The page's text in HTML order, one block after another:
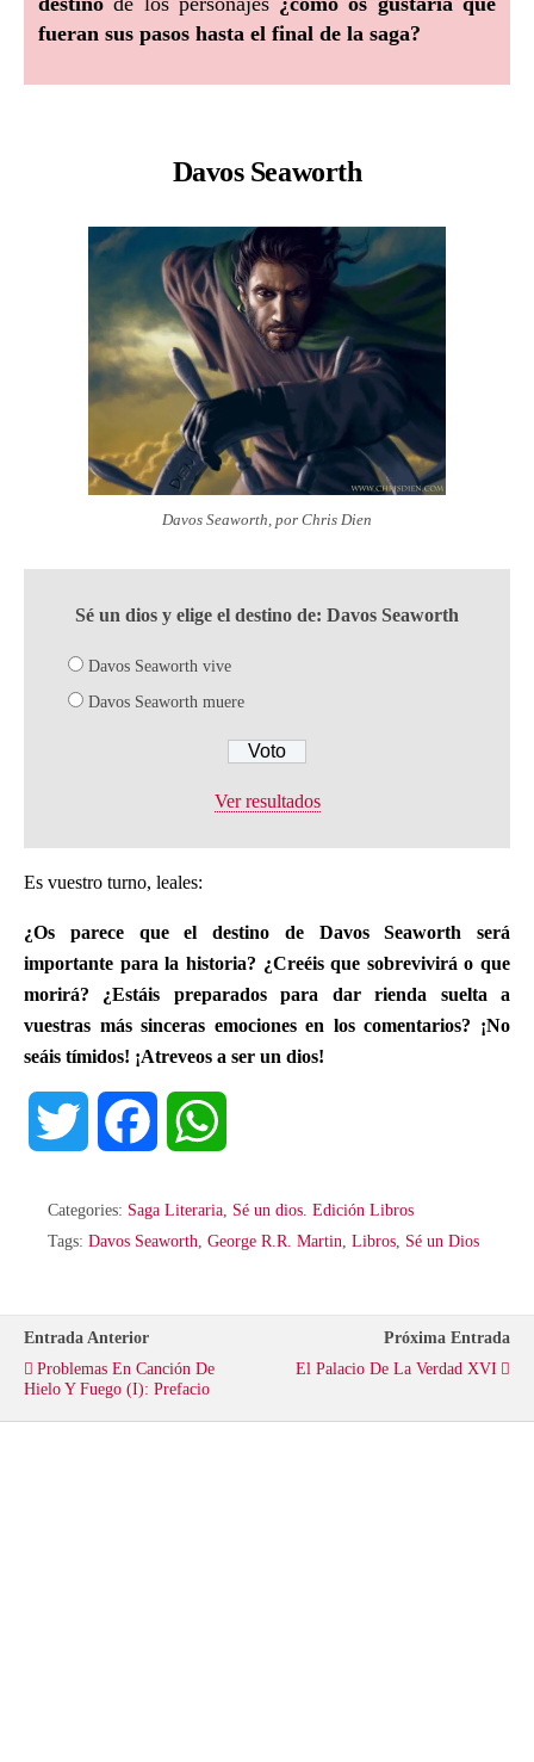
fueran sus pasos hasta el final de la saga?
Davos Seaworth
Davos Seaworth, por Chris Dien
Sé un dios y elige el destino de: Davos Seaworth
Davos Seaworth vive
Davos Seaworth muere
Ver resultados
Es vuestro turno, leales:
¿Os parece que el destino de Davos Seaworth será
importante para la historia? ¿Creéis que sobrevivirá o que
morirá?
¿Estáis preparados para dar rienda suelta a
vuestras más sinceras emociones en los comentarios? ¡No
seáis tímidos! ¡Atreveos a ser un dios!
i
e
c
o
a
A
Categories: Saga Literaria Sé un dios. Edición Libros
Tags: Davos Seaworth George R.R. Martin Libros Sé un Dios
Entrada Anterior
Problemas En Canción De
Hielo Y Fuego (I): Prefacio
Próxima Entrada
El Palacio De La Verdad XVI